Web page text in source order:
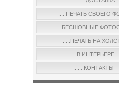
.....ПЕЧАТЬ СВОЕГО
.....БЕСШОВНЫЕ
.....ПЕЧАТЬ НА
...В ИНТЕРЬЕРЕ
.......КОНТАКТЫ